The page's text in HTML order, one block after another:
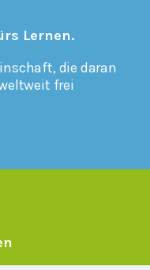
Lernen.
die daran
frei